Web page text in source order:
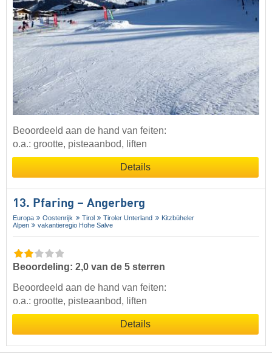
Beoordeeld aan de hand van feiten:
o.a.: grootte, pisteaanbod, liften
Details
13. Pfaring – Angerberg
Europa Oostenrijk Tirol Tiroler Unterland
Kitzbüheler
Alpen
vakantieregio Hohe Salve
Beoordeling: 2,0 van de 5 sterren
Beoordeeld aan de hand van feiten:
o.a.: grootte, pisteaanbod, liften
Details